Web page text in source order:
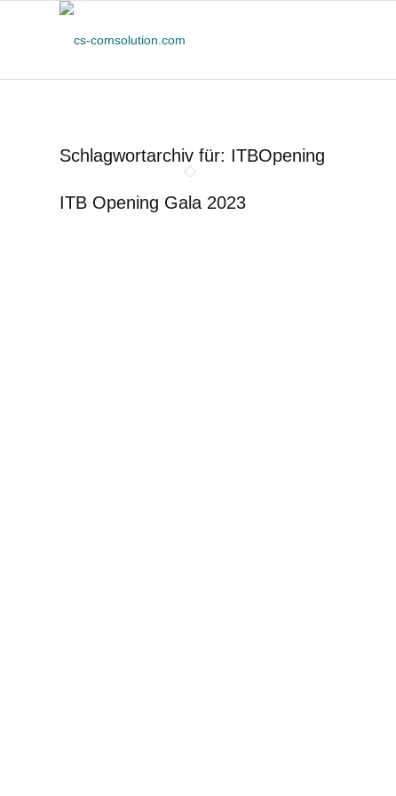
Schlagwortarchiv für: ITBOpening
ITB Opening Gala 2023